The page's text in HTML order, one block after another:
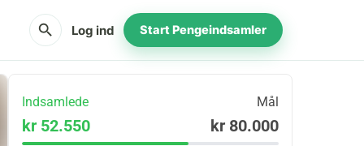
search Log ind Start Pengeindsamler
Indsamlede Mål
kr 52.550 kr 80.000